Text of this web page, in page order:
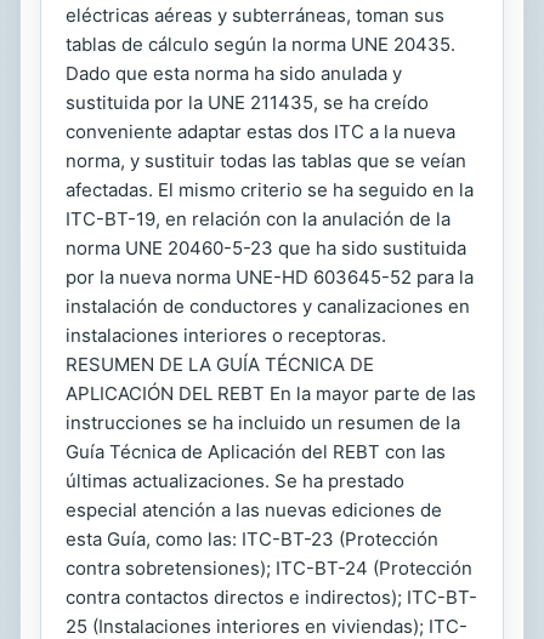
eléctricas aéreas y subterráneas, toman sus
tablas de cálculo según la norma UNE 20435.
Dado que esta norma ha sido anulada y
sustituida por la UNE 211435, se ha creído
conveniente adaptar estas dos ITC a la nueva
norma, y sustituir todas las tablas que se veían
afectadas. El mismo criterio se ha seguido en la
ITC-BT-19, en relación con la anulación de la
norma UNE 20460-5-23 que ha sido sustituida
por la nueva norma UNE-HD 603645-52 para la
instalación de conductores y canalizaciones en
instalaciones interiores o receptoras.
RESUMEN DE LA GUÍA TÉCNICA DE
APLICACIÓN DEL REBT En la mayor parte de las
instrucciones se ha incluido un resumen de la
Guía Técnica de Aplicación del REBT con las
últimas actualizaciones. Se ha prestado
especial atención a las nuevas ediciones de
esta Guía, como las: ITC-BT-23 (Protección
contra sobretensiones); ITC-BT-24 (Protección
contra contactos directos e indirectos); ITC-BT-
25 (Instalaciones interiores en viviendas); ITC-